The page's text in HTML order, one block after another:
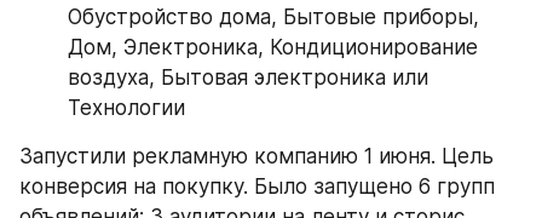
Обустройство дома, Бытовые приборы,
Дом, Электроника, Кондиционирование
воздуха, Бытовая электроника или
Технологии
Запустили рекламную компанию 1 июня. Цель
конверсия на покупку. Было запущено 6 групп